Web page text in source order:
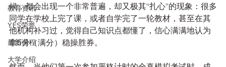
教育资讯
YES荣誉
最新课程
大学介绍
候，都会出现一个非常普遍，却又极其“扎心”的现象：很多
同学在学校上完了课，或者自学完了一轮教材，甚至在其
他机构补习过，觉得自己知识点都懂了，信心满满地认为
拿5分（满分）稳操胜券。